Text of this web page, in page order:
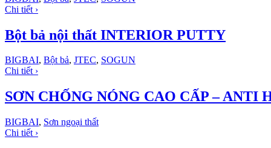
Chi tiết ›
Bột bả nội thất INTERIOR PUTTY
BIGBAI, Bột bả, JTEC, SOGUN
Chi tiết ›
SƠN CHỐNG NÓNG CAO CẤP – ANTI
BIGBAI, Sơn ngoại thất
Chi tiết ›